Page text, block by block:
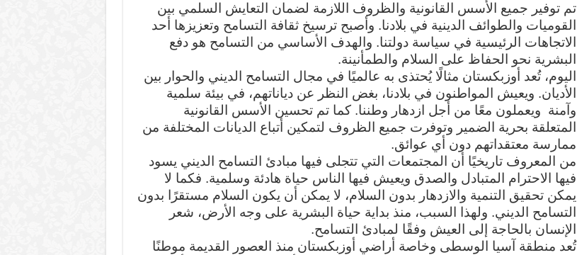
تم توفير جميع الأسس القانونية والظروف اللازمة لضمان التعايش السلمي بين
القوميات والطوائف الدينية في بلادنا. وأصبح ترسيخ ثقافة التسامح وتعزيزها أحد
الاتجاهات الرئيسية في سياسة دولتنا. والهدف الأساسي من التسامح هو دفع
البشرية نحو الحفاظ على السلام والطمأنينة.
اليوم، تُعد أوزبكستان مثالًا يُحتذى به عالميًا في مجال التسامح الديني والحوار بين
الأديان. ويعيش المواطنون في بلادنا، بغض النظر عن دياناتهم، في بيئة سلمية
وآمنة ويعملون معًا من أجل ازدهار وطننا. كما تم تحسين الأسس القانونية
المتعلقة بحرية الضمير وتوفرت جميع الظروف لتمكين أتباع الديانات المختلفة من
ممارسة معتقداتهم دون أي عوائق.
من المعروف تاريخيًا أن المجتمعات التي تتجلى فيها مبادئ التسامح الديني يسود
فيها الاحترام المتبادل والصدق ويعيش فيها الناس حياة هادئة وسلمية. فكما لا
يمكن تحقيق التنمية والازدهار بدون السلام، لا يمكن أن يكون السلام مستقرًا بدون
التسامح الديني. ولهذا السبب، منذ بداية حياة البشرية على وجه الأرض، شعر
الإنسان بالحاجة إلى العيش وفقًا لمبادئ التسامح.
تُعد منطقة آسيا الوسطى وخاصة أراضي أوزبكستان منذ العصور القديمة موطنًا